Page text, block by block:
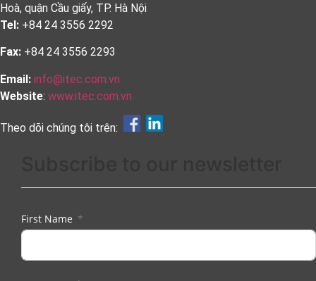
Hoà, quận Cầu giấy, TP. Hà Nội
Tel: +84 24 3556 2292
Fax: +84 24 3556 2293
Email: info@itec.com.vn
Website: www.itec.com.vn
Theo dõi chúng tôi trên:
First Name